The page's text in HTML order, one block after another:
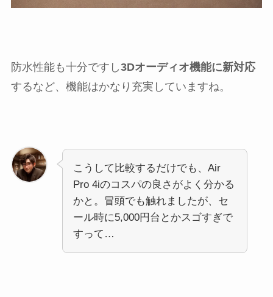
防水性能も十分ですし3Dオーディオ機能に新対応
するなど、機能はかなり充実していますね。
こうして比較するだけでも、Air
Pro 4iのコスパの良さがよく分かる
かと。冒頭でも触れましたが、セ
ール時に5,000円台とかスゴすぎで
すって…